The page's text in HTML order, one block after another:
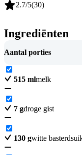
2.7/5(30)
Ingrediënten
Aantal porties
515 mlmelk
7 gdroge gist
130 gwitte